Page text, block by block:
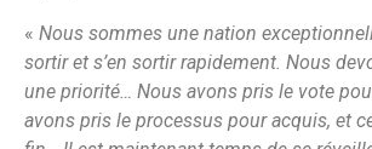
« Nous sommes une nation
sortir et s’en sortir rapidement. Nous
une priorité… Nous avons pris le vote
avons pris le processus pour acquis, et